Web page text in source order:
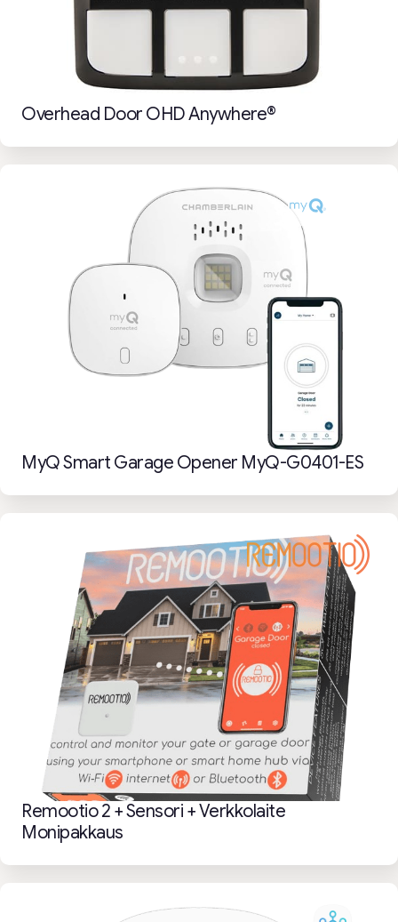
Overhead Door OHD Anywhere®
MyQ Smart Garage Opener MyQ-G0401-ES
Remootio 2 + Sensori + Verkkolaite
Monipakkaus